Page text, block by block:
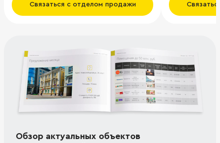
Связаться с отделом продажи
Обзор актуальных объектов